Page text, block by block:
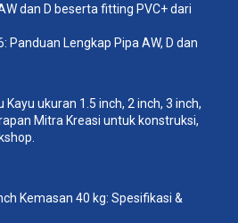
Panduan Lengkap Pipa AW, D dan
Kemasan 40 kg: Spesifikasi &